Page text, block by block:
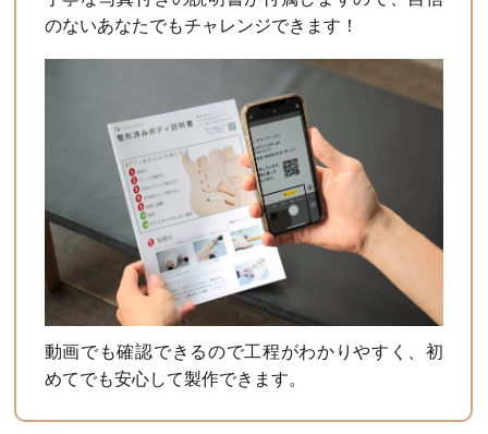
のないあなたでもチャレンジできます！
動画でも確認できるので工程がわかりやすく、初
めてでも安心して製作できます。